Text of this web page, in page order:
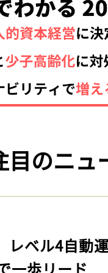
目のニュ
レベル4自動
一歩リード